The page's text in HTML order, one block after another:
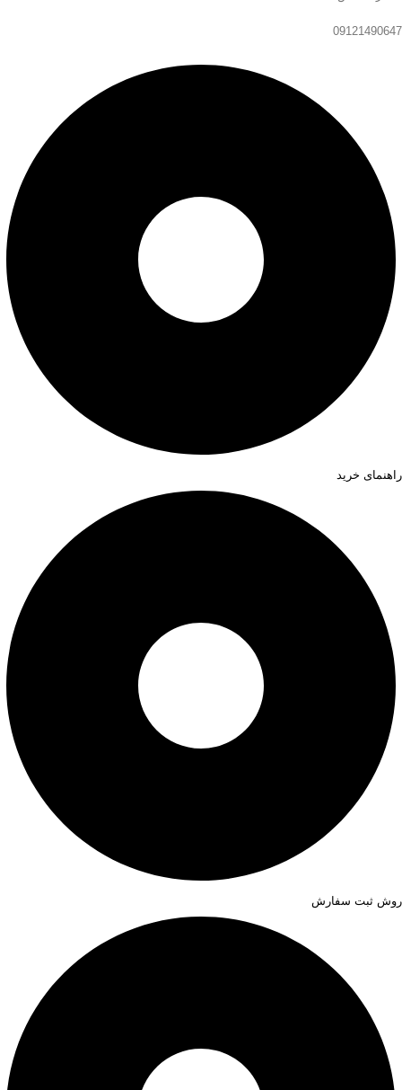
09121490647
راهنمای خرید
روش ثبت سفارش